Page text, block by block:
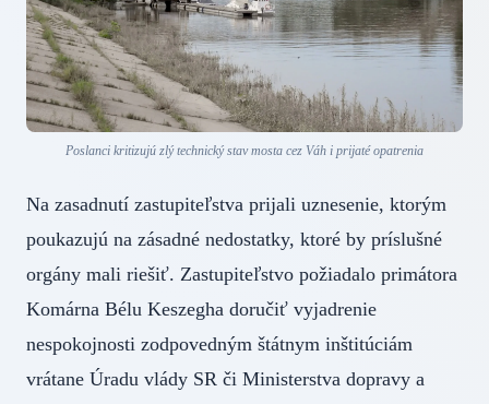
Poslanci kritizujú zlý technický stav mosta cez Váh i prijaté opatrenia
Na zasadnutí zastupiteľstva prijali uznesenie, ktorým
poukazujú na zásadné nedostatky, ktoré by príslušné
orgány mali riešiť. Zastupiteľstvo požiadalo primátora
Komárna Bélu Keszegha doručiť vyjadrenie
nespokojnosti zodpovedným štátnym inštitúciám
vrátane Úradu vlády SR či Ministerstva dopravy a